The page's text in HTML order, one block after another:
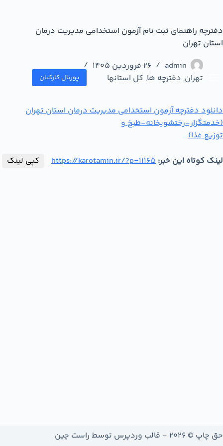
پورتال کارکنان
دفترچه راهنمای ثبت نام آزمون استخدامی مدیریت درمان
استان تهران
admin
26 فروردین 1405
تهران, دفترچه ها, کل استانها
دانلود دفترچه آزمون استخدامی مدیریت درمان استان تهران
(خدمتگزار-رختشویخانه-طبخ و
توزیع غذا)
لینک کوتاه این خبر: https://karotamin.ir/?p=11165 کپی لینک
حق چاپ © 2026 - قالب وردپرس توسط راست چین